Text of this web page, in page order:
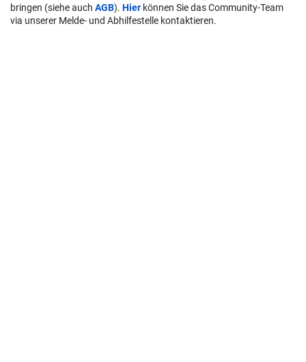
bringen (siehe auch AGB). Hier können Sie das Community-Team
via unserer Melde- und Abhilfestelle kontaktieren.